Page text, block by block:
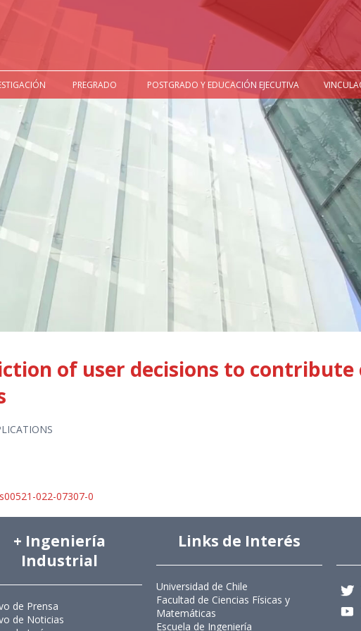
PREGRADO POSTGRADO Y EDUCACIÓN EJECUTIVA
of user decisions to
022-07307-0
+ Ingeniería
Industrial
de Prensa
de Noticias
Links de Interés
Universidad de Chile
Facultad de Ciencias Físicas y
Matemáticas
Escuela de Ingeniería